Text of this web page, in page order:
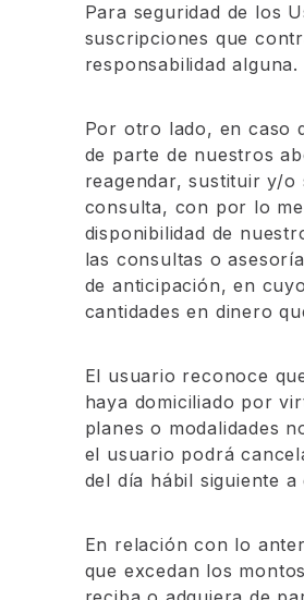
Para seguridad de los
suscripciones que
responsabilidad alguna.
Por otro lado, en caso
de parte de nuestros
reagendar, sustituir y/
consulta, con por lo
disponibilidad de
las consultas o
de anticipación, en
cantidades en dinero
El usuario reconoce
haya domiciliado por
planes o modalidades
el usuario podrá
del día hábil siguiente a
En relación con lo
que excedan los